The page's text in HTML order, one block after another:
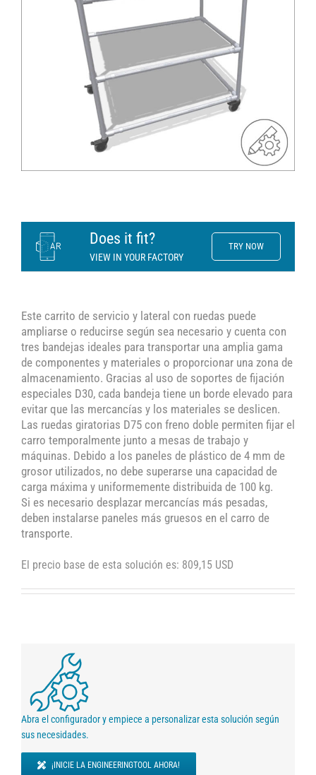
Does it fit?
VIEW IN YOUR FACTORY
TRY NOW
Este carrito de servicio y lateral con ruedas puede
ampliarse o reducirse según sea necesario y cuenta con
tres bandejas ideales para transportar una amplia gama
de componentes y materiales o proporcionar una zona de
almacenamiento. Gracias al uso de soportes de fijación
especiales D30, cada bandeja tiene un borde elevado para
evitar que las mercancías y los materiales se deslicen.
Las ruedas giratorias D75 con freno doble permiten fijar el
carro temporalmente junto a mesas de trabajo y
máquinas. Debido a los paneles de plástico de 4 mm de
grosor utilizados, no debe superarse una capacidad de
carga máxima y uniformemente distribuida de 100 kg.
Si es necesario desplazar mercancías más pesadas,
deben instalarse paneles más gruesos en el carro de
transporte.
El precio base de esta solución es: 809,15 USD
Abra el configurador y empiece a personalizar esta solución según
sus necesidades.
¡INICIE LA ENGINEERINGTOOL AHORA!